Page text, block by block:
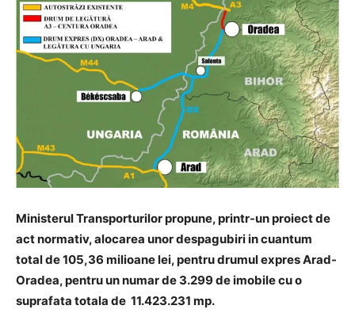
Ministerul Transporturilor propune, printr-un proiect de
act normativ, alocarea unor despagubiri in cuantum
total de 105,36 milioane lei, pentru drumul expres Arad-
Oradea, pentru un numar de 3.299 de imobile cu o
suprafata totala de 11.423.231 mp.